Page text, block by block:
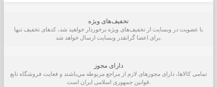
تخفیف‌های ویژه
با عضویت در وبسایت از تخفیف‌های ویژه برخوردار خواهید شد، کدهای تخفیف تنها
برای اعضا گرانقدر وبسایت ارسال خواهد شد.
دارای مجوز
تمامی كالاها، دارای مجوزهای لازم از مراجع مربوطه مي‌باشند و فعایت فروشگاه تابع
قوانين جمهوری اسلامی ايران است.